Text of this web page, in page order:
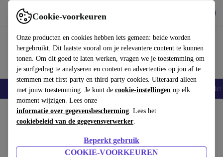
Cookie-voorkeuren
Onze producten en cookies hebben iets gemeen: beide worden
hergebruikt. Dit laatste vooral om je relevantere content te kunnen
tonen. Om dit goed te laten werken, vragen we je toestemming om
je surfgedrag te analyseren en content en advertenties op jou af te
stemmen met first-party en third-party cookies. Uiteraard alleen
met jouw toestemming. Je kunt de cookie-instellingen op elk
moment wijzigen. Lees onze
informatie over gegevensbescherming. Lees het
cookiebeleid van de gegevensverwerker.
Beperkt gebruik
COOKIE-VOORKEUREN
Gebruik refurbed snel en eenvoudig
Smartphones Laptops Tablets Smartwatches Accessoires
Home Producten Laptops
LG gram Pro 16 2-in-1 | Core Ultra 7
155H | 16"